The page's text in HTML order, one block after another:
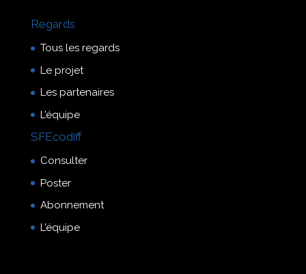
Regards
Tous les regards
Le projet
Les partenaires
L’équipe
SFEcodiff
Consulter
Poster
Abonnement
L’équipe